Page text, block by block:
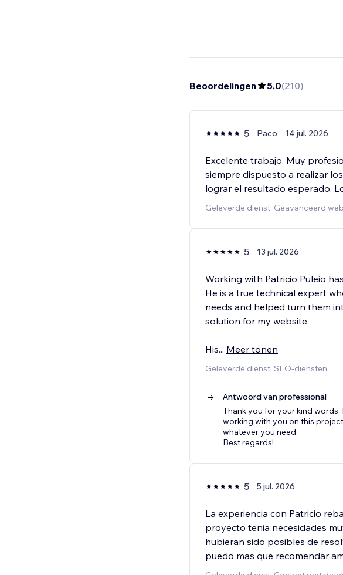
Beoordelingen 5,0(210)
5 Paco 14 jul. 2026
Excelente trabajo. Muy
siempre dispuesto a realizar
lograr el resultado esperado.
Geleverde dienst: Geavanceerd
5 13 jul. 2026
Working with Patricio Puleio
He is a true technical expert
needs and helped turn them
solution for my website.
His... Meer tonen
Geleverde dienst: SEO-diensten
Antwoord van professional
Thank you for your kind words,
working with you on this
whatever you need.
Best regards!
5 5 jul. 2026
La experiencia con Patricio
proyecto tenia necesidades
hubieran sido posibles de
puedo mas que recomendar